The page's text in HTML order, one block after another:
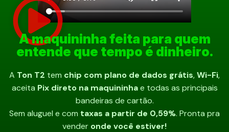
A maquininha feita para quem
entende que tempo é dinheiro.
A Ton T2 tem chip com plano de dados grátis,Wi-Fi,
aceita Pix direto na maquininhae todas as principais
bandeiras de cartão.
Sem aluguel e com taxas a partir de 0,59%. Pronta pra
vender onde você estiver!